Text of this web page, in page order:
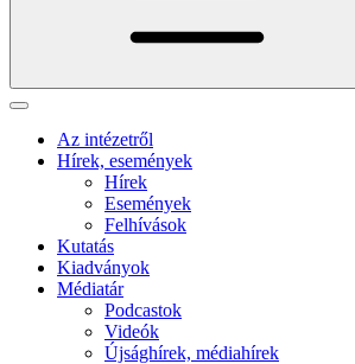
Az intézetről
Hírek, események
Hírek
Események
Felhívások
Kutatás
Kiadványok
Médiatár
Podcastok
Videók
Újsághírek, médiahírek